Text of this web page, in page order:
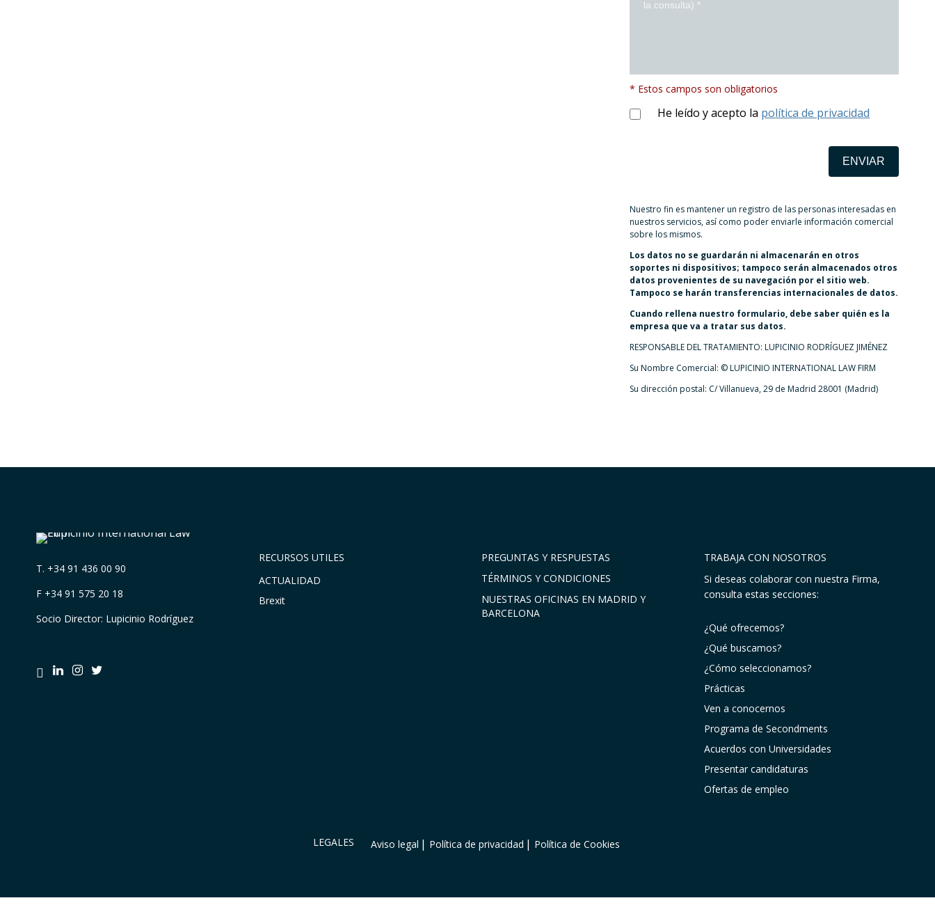
* Estos campos son obligatorios
He leído y acepto la política de privacidad
Nuestro fin es mantener un registro de las personas interesadas en
nuestros servicios, así como poder enviarle información comercial
sobre los mismos.
Los datos no se guardarán ni almacenarán en otros
soportes ni dispositivos; tampoco serán almacenados otros
datos provenientes de su navegación por el sitio web.
Tampoco se harán transferencias internacionales de datos.
Cuando rellena nuestro formulario, debe saber quién es la
empresa que va a tratar sus datos.
RESPONSABLE DEL TRATAMIENTO: LUPICINIO RODRÍGUEZ JIMÉNEZ
Su Nombre Comercial: © LUPICINIO INTERNATIONAL LAW FIRM
Su dirección postal: C/ Villanueva, 29 de Madrid 28001 (Madrid)
ENVIAR
T. +34 91 436 00 90
F +34 91 575 20 18
Socio Director: Lupicinio Rodríguez
RECURSOS UTILES
ACTUALIDAD
Brexit
PREGUNTAS Y RESPUESTAS
TÉRMINOS Y CONDICIONES
NUESTRAS OFICINAS EN MADRID Y
BARCELONA
TRABAJA CON NOSOTROS
Si deseas colaborar con nuestra Firma,
consulta estas secciones:
¿Qué ofrecemos?
¿Qué buscamos?
¿Cómo seleccionamos?
Prácticas
Ven a conocernos
Programa de Secondments
Acuerdos con Universidades
Presentar candidaturas
Ofertas de empleo
LEGALES Aviso legal Política de privacidad Política de Cookies